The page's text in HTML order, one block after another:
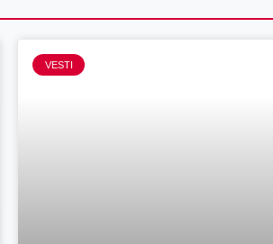
VESTI